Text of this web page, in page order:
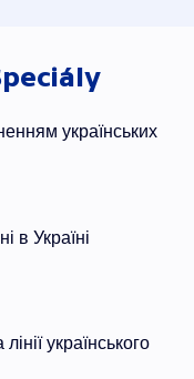
українських
в Україні
українського